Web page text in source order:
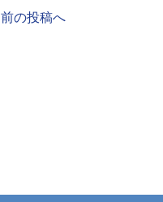
前の投稿へ